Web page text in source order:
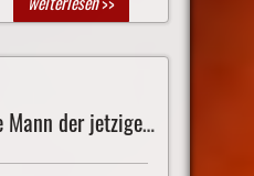
Der wahrhaftige Mann der jetzigen Zeit